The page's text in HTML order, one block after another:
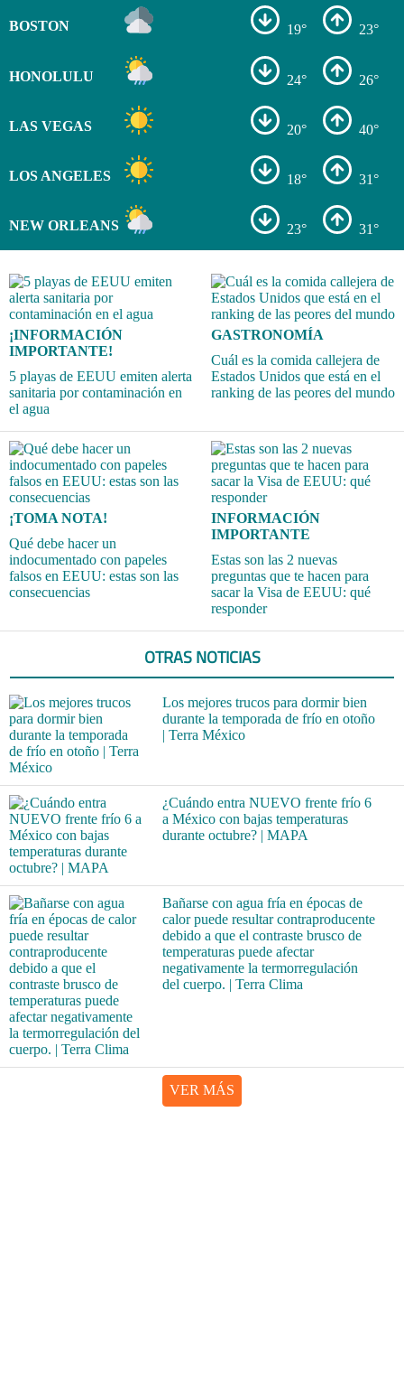
BOSTON 19° 23°
HONOLULU 24° 26°
LAS VEGAS 20° 40°
LOS ANGELES 18° 31°
NEW ORLEANS 23° 31°
¡INFORMACIÓN
IMPORTANTE!
5 playas de EEUU emiten alerta
sanitaria por contaminación en
el agua
GASTRONOMÍA
Cuál es la comida callejera de
Estados Unidos que está en el
ranking de las peores del mundo
¡TOMA NOTA!
Qué debe hacer un
indocumentado con papeles
falsos en EEUU: estas son las
consecuencias
INFORMACIÓN
IMPORTANTE
Estas son las 2 nuevas
preguntas que te hacen para
sacar la Visa de EEUU: qué
responder
OTRAS NOTICIAS
Los mejores trucos para dormir bien
durante la temporada de frío en otoño
| Terra México
¿Cuándo entra NUEVO frente frío 6
a México con bajas temperaturas
durante octubre? | MAPA
Bañarse con agua fría en épocas de
calor puede resultar contraproducente
debido a que el contraste brusco de
temperaturas puede afectar
negativamente la termorregulación
del cuerpo. | Terra Clima
VER MÁS